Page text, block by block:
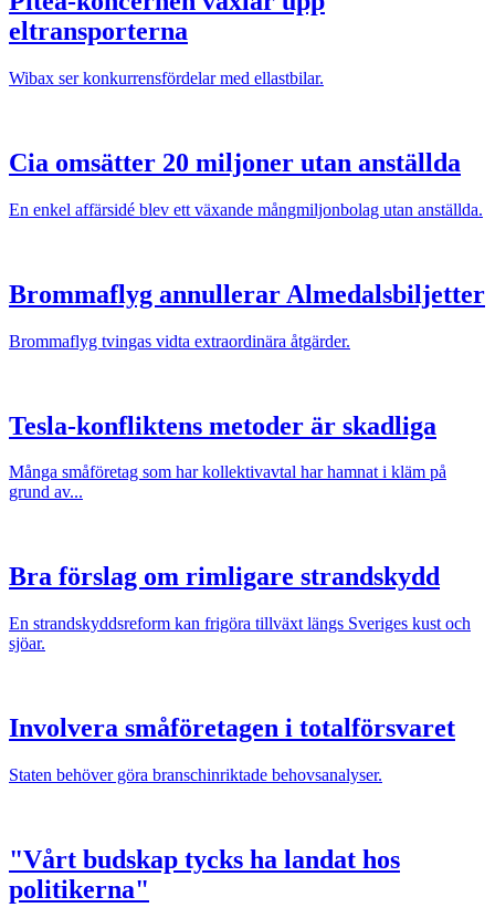
eltransporterna
Wibax ser konkurrensfördelar med ellastbilar.
Cia omsätter 20 miljoner utan anställda
En enkel affärsidé blev ett växande mångmiljonbolag utan anställda.
Brommaflyg annullerar Almedalsbiljetter
Brommaflyg tvingas vidta extraordinära åtgärder.
Tesla-konfliktens metoder är skadliga
Många småföretag som har kollektivavtal har hamnat i kläm på
grund av...
Bra förslag om rimligare strandskydd
En strandskyddsreform kan frigöra tillväxt längs Sveriges kust och
sjöar.
Involvera småföretagen i totalförsvaret
Staten behöver göra branschinriktade behovsanalyser.
"Vårt budskap tycks ha landat hos
politikerna"